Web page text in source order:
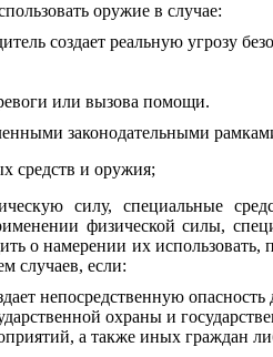
оружие в случае:
создает реальную угрозу
или вызова помощи.
законодательными
средств и оружия;
силу, специальные
физической силы,
о намерении их использовать,
случаев, если:
непосредственную
охраны и
а также иных граждан